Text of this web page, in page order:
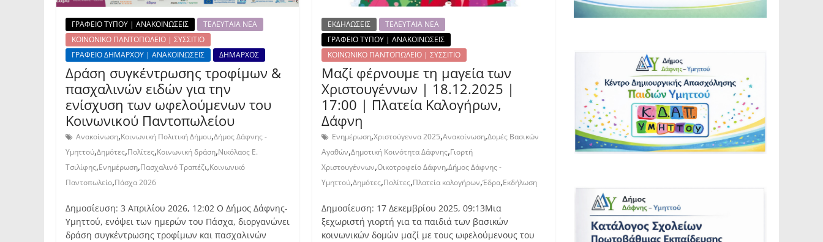
ΓΡΑΦΕΙΟ ΤΥΠΟΥ | ΑΝΑΚΟΙΝΩΣΕΙΣ
ΤΕΛΕΥΤΑΙΑ ΝΕΑ
ΚΟΙΝΩΝΙΚΟ ΠΑΝΤΟΠΩΛΕΙΟ | ΣΥΣΣΙΤΙΟ
ΓΡΑΦΕΙΟ ΔΗΜΑΡΧΟΥ | ΑΝΑΚΟΙΝΩΣΕΙΣ
ΔΗΜΑΡΧΟΣ
Δράση συγκέντρωσης τροφίμων &
πασχαλινών ειδών για την
ενίσχυση των ωφελούμενων του
Κοινωνικού Παντοπωλείου
Ανακοίνωση,Κοινωνική Πολιτική Δήμου,Δήμος Δάφνης -
Υμηττού,Δημότες,Πολίτες,Κοινωνική δράση,Νικόλαος Ε.
Τσιλίφης,Ενημέρωση,Πασχαλινό Τραπέζι,Κοινωνικό
Παντοπωλείο,Πάσχα 2026
Δημοσίευση: 3 Απριλίου 2026, 12:02 Ο Δήμος Δάφνης-
Υμηττού, ενόψει των ημερών του Πάσχα, διοργανώνει
δράση συγκέντρωσης τροφίμων και πασχαλινών
ΕΚΔΗΛΩΣΕΙΣ
ΤΕΛΕΥΤΑΙΑ ΝΕΑ
ΓΡΑΦΕΙΟ ΤΥΠΟΥ | ΑΝΑΚΟΙΝΩΣΕΙΣ
ΚΟΙΝΩΝΙΚΟ ΠΑΝΤΟΠΩΛΕΙΟ | ΣΥΣΣΙΤΙΟ
Μαζί φέρνουμε τη μαγεία των
Χριστουγέννων | 18.12.2025 |
17:00 | Πλατεία Καλογήρων,
Δάφνη
Ενημέρωση,Χριστούγεννα 2025,Ανακοίνωση,Δομές Βασικών
Αγαθών,Δημοτική Κοινότητα Δάφνης,Γιορτή
Χριστουγέννων,Οικοτροφείο Δάφνη,Δήμος Δάφνης -
Υμηττού,Δημότες,Πολίτες,Πλατεία καλογήρων,Έδρα,Εκδήλωση
Δημοσίευση: 17 Δεκεμβρίου 2025, 09:13Μια
ξεχωριστή γιορτή για τα παιδιά των βασικών
κοινωνικών δομών μαζί με τους ωφελούμενους του